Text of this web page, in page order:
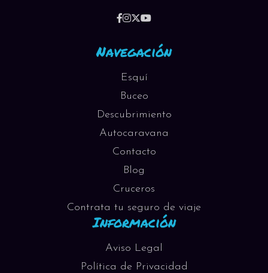
Navegación
Esquí
Buceo
Descubrimiento
Autocaravana
Contacto
Blog
Cruceros
Contrata tu seguro de viaje
Información
Aviso Legal
Política de Privacidad